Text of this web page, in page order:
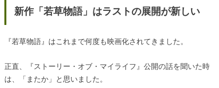
新作「若草物語」はラストの展開が新しい
『若草物語』はこれまで何度も映画化されてきました。
正直、『ストーリー・オブ・マイライフ』公開の話を聞いた時
は、「またか」と思いました。